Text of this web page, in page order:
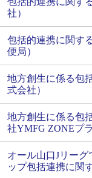
社）
包括的連携に関す
便局）
地方創生に係る包
式会社）
地方創生に係る包
社YMFG ZONEプ
オール山口Jリー
ップ包括連携に関